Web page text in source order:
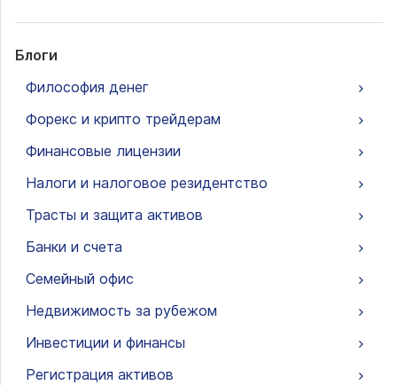
Блоги
Философия денег
Форекс и крипто трейдерам
Финансовые лицензии
Налоги и налоговое резидентство
Трасты и защита активов
Банки и счета
Семейный офис
Недвижимость за рубежом
Инвестиции и финансы
Регистрация активов